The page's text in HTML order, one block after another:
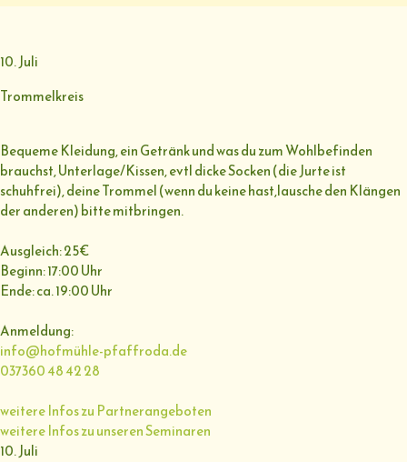
10. Juli
Trommelkreis
Bequeme Kleidung, ein Getränk und was du zum Wohlbefinden
brauchst, Unterlage/Kissen, evtl dicke Socken (die Jurte ist
schuhfrei), deine Trommel (wenn du keine hast,lausche den Klängen
der anderen) bitte mitbringen.
Ausgleich: 25€
Beginn: 17:00 Uhr
Ende: ca. 19:00 Uhr
Anmeldung:
info@hofmühle-pfaffroda.de
037360 48 42 28
weitere Infos zu Partnerangeboten
weitere Infos zu unseren Seminaren
10. Juli